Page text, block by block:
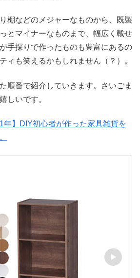
棚などのメジャーなものから、既製
とマイナーなものまで、幅広く載せ
手探りで作ったものも豊富にあるの
ィも笑えるかもしれません（？）。
順番で紹介していきます。さいごま
しいです。
1年】DIY初心者が作った家具雑貨を